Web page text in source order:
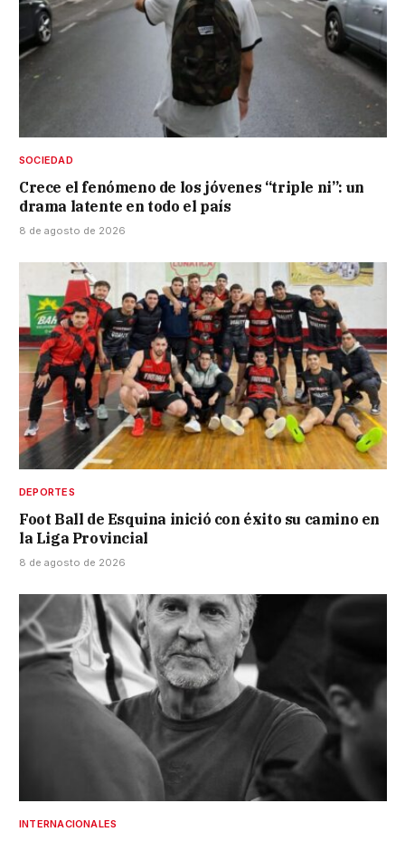
SOCIEDAD
Crece el fenómeno de los jóvenes “triple ni”: un
drama latente en todo el país
8 de agosto de 2026
DEPORTES
Foot Ball de Esquina inició con éxito su camino en
la Liga Provincial
8 de agosto de 2026
INTERNACIONALES